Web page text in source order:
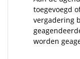
toegevoegd
vergadering
worden